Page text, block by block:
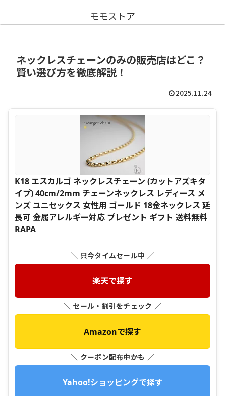
モモストア
ネックレスチェーンのみの販売店はどこ？
賢い選び方を徹底解説！
2025.11.24
K18 エスカルゴ ネックレスチェーン (カットアズキタ
イプ) 40cm/2mm チェーンネックレス レディース メ
ンズ ユニセックス 女性用 ゴールド 18金ネックレス 延
長可 金属アレルギー対応 プレゼント ギフト 送料無料
RAPA
＼ 只今タイムセール中 ／
楽天で探す
＼ セール・割引をチェック ／
Amazonで探す
＼ クーポン配布中かも ／
Yahoo!ショッピングで探す